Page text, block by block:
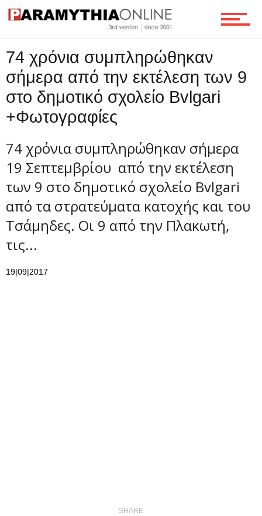
Τεχνολογία
Ροή
Επικοινωνία
74 χρόνια συμπληρώθηκαν
σήμερα από την εκτέλεση των 9
στο δημοτικό σχολείο Bvlgari
+Φωτογραφίες
74 χρόνια συμπληρώθηκαν σήμερα
19 Σεπτεμβρίου από την εκτέλεση
των 9 στο δημοτικό σχολείο Bvlgari
από τα στρατεύματα κατοχής και του
Τσάμηδες. Οι 9 από την Πλακωτή,
τις...
19|09|2017
SHARE